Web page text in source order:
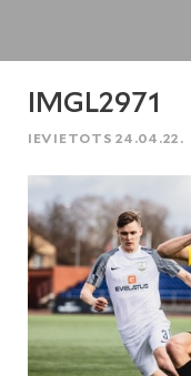
IMGL2971
IEVIETOTS 24.04.22.